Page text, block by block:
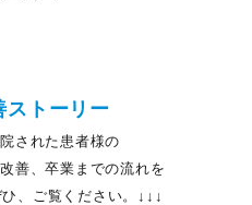
ストーリー
された患者様の
善、卒業までの流れを
、ご覧ください。↓↓↓